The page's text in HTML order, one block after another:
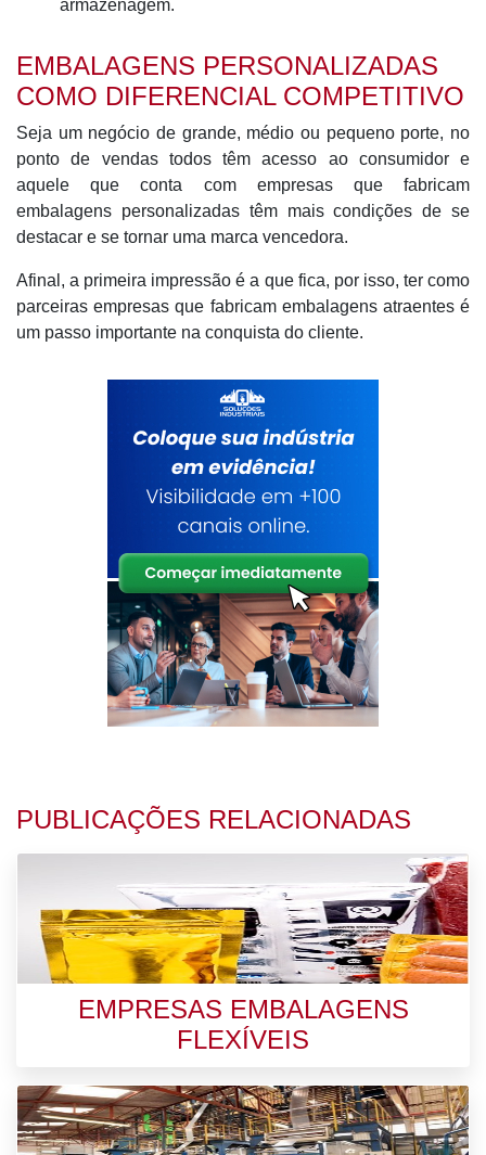
armazenagem.
EMBALAGENS PERSONALIZADAS
COMO DIFERENCIAL COMPETITIVO
Seja um negócio de grande, médio ou pequeno porte, no
ponto de vendas todos têm acesso ao consumidor e
aquele que conta com empresas que fabricam
embalagens personalizadas têm mais condições de se
destacar e se tornar uma marca vencedora.
Afinal, a primeira impressão é a que fica, por isso, ter como
parceiras empresas que fabricam embalagens atraentes é
um passo importante na conquista do cliente.
PUBLICAÇÕES RELACIONADAS
EMPRESAS EMBALAGENS
FLEXÍVEIS